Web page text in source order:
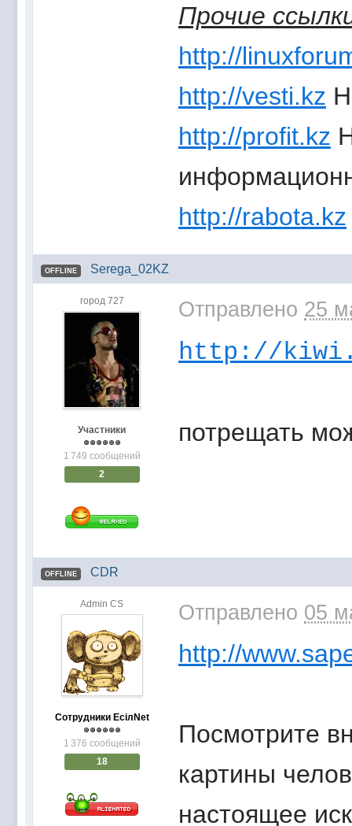
Прочие
http://
http://vesti.kz
http://profit.kz
http://rabota.kz
OFFLINE Serega_02KZ
город 727
Участники
1 749 сообщений
2
Отправлено 25
http://
потрещать
OFFLINE CDR
Admin CS
Сотрудники EсiлNet
1 376 сообщений
18
Отправлено 05
http://
Посмотрите
картины
настоящее